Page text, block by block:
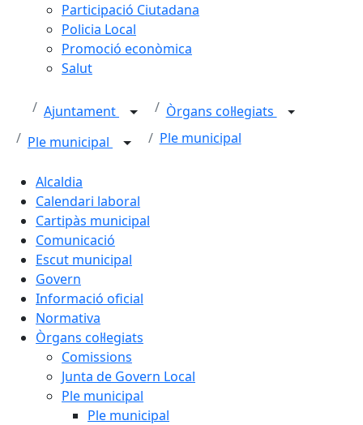
Participació Ciutadana
Policia Local
Promoció econòmica
Salut
Ajuntament
Òrgans col·legiats
Ple municipal
Ple municipal
Alcaldia
Calendari laboral
Cartipàs municipal
Comunicació
Escut municipal
Govern
Informació oficial
Normativa
Òrgans col·legiats
Comissions
Junta de Govern Local
Ple municipal
Ple municipal